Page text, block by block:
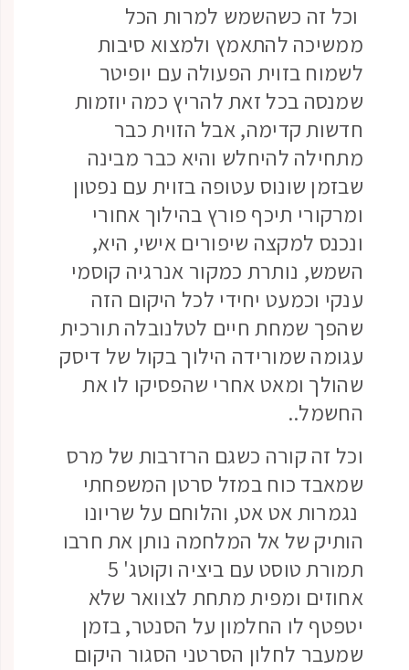
וכל זה כשהשמש למרות הכל
ממשיכה להתאמץ ולמצוא סיבות
לשמוח בזוית הפעולה עם יופיטר
שמנסה בכל זאת להריץ כמה יוזמות
חדשות קדימה, אבל הזוית כבר
מתחילה להיחלש והיא כבר מבינה
שבזמן שונוס עטופה בזוית עם נפטון
ומרקורי תיכף פורץ בהילוך אחורי
ונכנס למקצה שיפורים אישי, היא,
השמש, נותרת כמקור אנרגיה קוסמי
ענקי וכמעט יחידי לכל היקום הזה
שהפך שמחת חיים לטלנובלה תורכית
עגומה שמורידה הילוך בקול של דיסק
שהולך ומאט אחרי שהפסיקו לו את
החשמל..
וכל זה קורה כשגם הרזרבות של מרס
שמאבד כוח במזל סרטן המשפחתי
נגמרות אט אט, והלוחם על שריונו
הותיק של אל המלחמה נותן את חרבו
תמורת טוסט עם ביציה וקוטג' 5
אחוזים ומפית מתחת לצוואר שלא
יטפטף לו החלמון על הסנטר, בזמן
שמעבר לחלון הסרטני הסגור היקום